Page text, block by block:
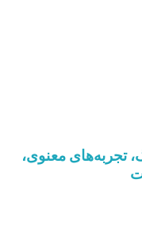
تجربه‌های معنوی،